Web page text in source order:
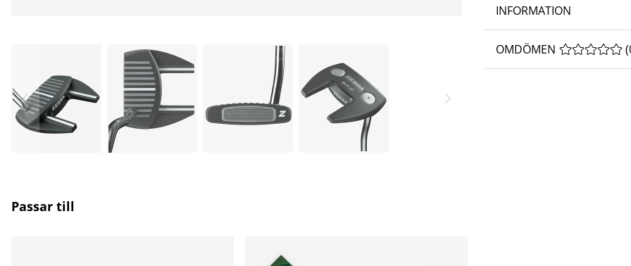
INFORMATION
OMDÖMEN (
Passar till